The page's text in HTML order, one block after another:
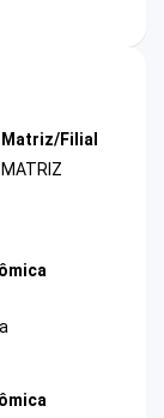
Matriz/Filial
MATRIZ